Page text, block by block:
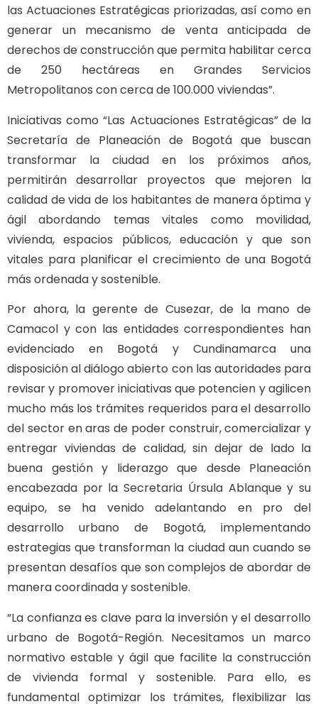
las Actuaciones Estratégicas priorizadas, así como en
generar un mecanismo de venta anticipada de
derechos de construcción que permita habilitar cerca
de 250 hectáreas en Grandes Servicios
Metropolitanos con cerca de 100.000 viviendas”.
Iniciativas como “Las Actuaciones Estratégicas” de la
Secretaría de Planeación de Bogotá que buscan
transformar la ciudad en los próximos años,
permitirán desarrollar proyectos que mejoren la
calidad de vida de los habitantes de manera óptima y
ágil abordando temas vitales como movilidad,
vivienda, espacios públicos, educación y que son
vitales para planificar el crecimiento de una Bogotá
más ordenada y sostenible.
Por ahora, la gerente de Cusezar, de la mano de
Camacol y con las entidades correspondientes han
evidenciado en Bogotá y Cundinamarca una
disposición al diálogo abierto con las autoridades para
revisar y promover iniciativas que potencien y agilicen
mucho más los trámites requeridos para el desarrollo
del sector en aras de poder construir, comercializar y
entregar viviendas de calidad, sin dejar de lado la
buena gestión y liderazgo que desde Planeación
encabezada por la Secretaria Úrsula Ablanque y su
equipo, se ha venido adelantando en pro del
desarrollo urbano de Bogotá, implementando
estrategias que transforman la ciudad aun cuando se
presentan desafíos que son complejos de abordar de
manera coordinada y sostenible.
“La confianza es clave para la inversión y el desarrollo
urbano de Bogotá-Región. Necesitamos un marco
normativo estable y ágil que facilite la construcción
de vivienda formal y sostenible. Para ello, es
fundamental optimizar los trámites, flexibilizar las